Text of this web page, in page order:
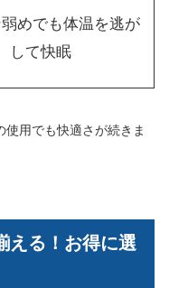
めでも体温を逃が
して快眠
用でも快適さが続きま
える！お得に選